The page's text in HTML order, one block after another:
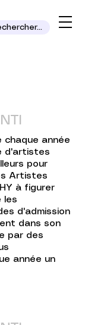
chaque année
d'artistes
pour
Artistes
à figurer
les
d'admission
dans son
par des
année un